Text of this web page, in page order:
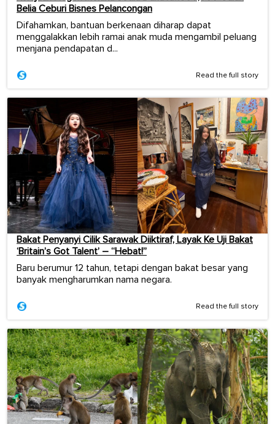
Belia Ceburi Bisnes Pelancongan
Difahamkan, bantuan berkenaan diharap dapat
menggalakkan lebih ramai anak muda mengambil peluang
menjana pendapatan d...
Read the full story
Bakat Penyanyi Cilik Sarawak Diiktiraf, Layak Ke Uji Bakat
‘Britain’s Got Talent’ – “Hebat!”
Baru berumur 12 tahun, tetapi dengan bakat besar yang
banyak mengharumkan nama negara.
Read the full story